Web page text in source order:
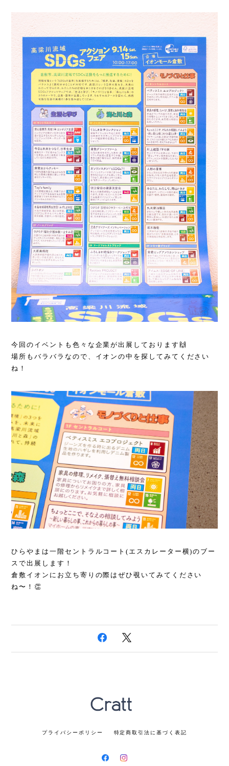
今回のイベントも色々な企業が出展しております🙌
場所もバラバラなので、イオンの中を探してみてください
ね！
ひらやまは一階セントラルコート(エスカレーター横)のブー
スで出展します！
倉敷イオンにお立ち寄りの際はぜひ覗いてみてください
ね〜！👏
プライバシーポリシー 特定商取引法に基づく表記